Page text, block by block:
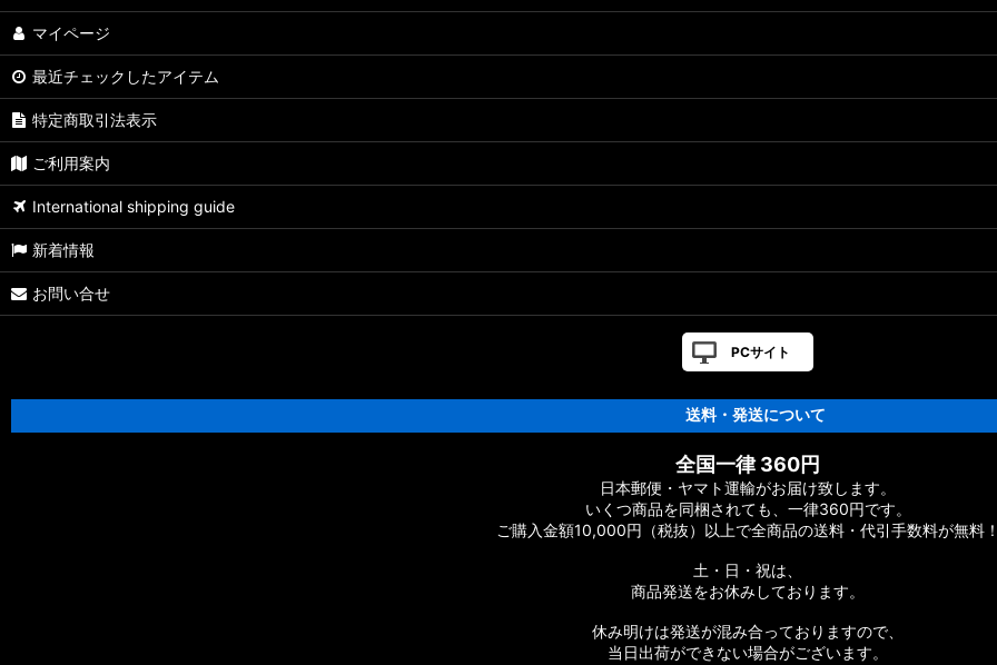
【シマノ】15メタニウム DC［Metanium］純正パーツリスト
【シマノ】07-08メタニウム Mｇ/MgDC［Metanium］純正パーツリスト
【シマノ】21アンタレス DC［ANTARES］純正パーツリスト
【シマノ】22バンタム［BANTAM MGL］純正パーツリスト
【シマノ】05メタニウム XT［Metanium］純正パーツリスト
【シマノ】19アンタレス［ANTARES］純正パーツリスト
【シマノ】18アンタレス DC MD XG［ANTARES］純正パーツリスト
マイページ
最近チェックしたアイテム
特定商取引法表示
ご利用案内
International shipping guide
新着情報
お問い合せ
PCサイト
送料・発送について
全国一律 360円
日本郵便・ヤマト運輸がお届け致します。
いくつ商品を同梱されても、一律360円です。
ご購入金額10,000円（税抜）以上で全商品の送料・代引手数料が無料
土・日・祝は、
商品発送をお休みしております。
休み明けは発送が混み合っておりますので、
当日出荷ができない場合がございます。